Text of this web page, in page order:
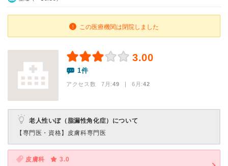
この医療機関は閉院しました
3.00
1件
アクセス数 7月:49 | 6月:42
老人性いぼ（脂漏性角化症）について
【専門医・資格】 皮膚科専門医
皮膚科
3.0